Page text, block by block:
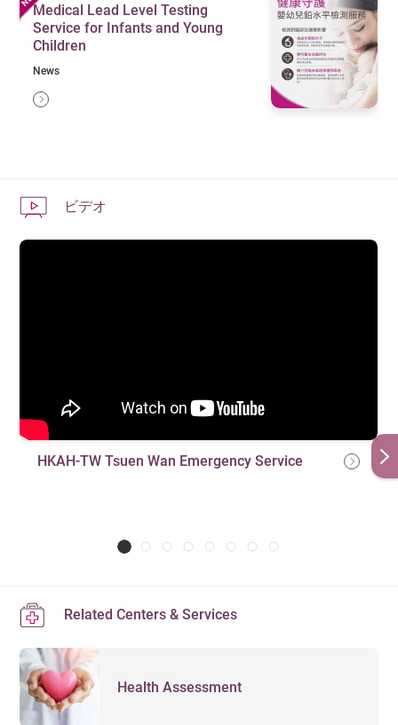
年中無休24時間の臨床検査サービス
年中無休24時間小児救急サポ​​ート
年中無休24時間緊急骨折ケア優先チャンネル
Medical Lead Level Testing
Service for Infants and Young
Children
News
ビデオ
HKAH-TW Tsuen Wan Emergency Service
Related Centers & Services
Health Assessment